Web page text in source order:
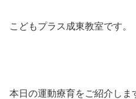
こどもプラス成東教室です。
本日の運動療育をご紹介し